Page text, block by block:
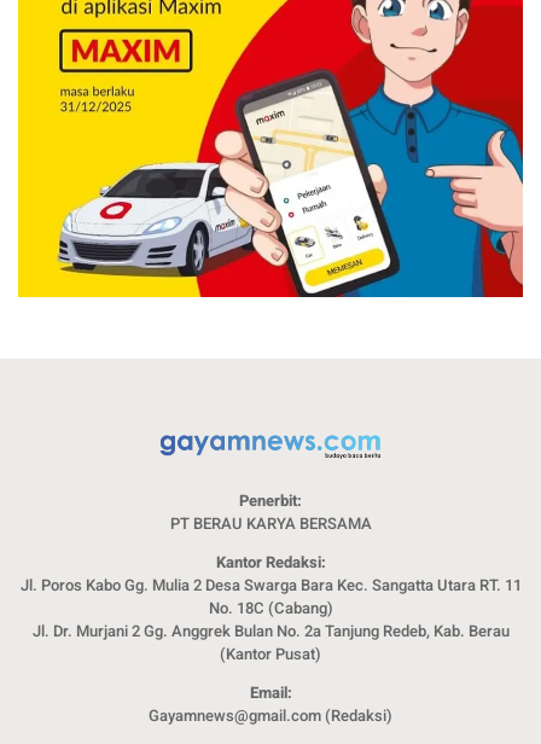
Penerbit:
PT BERAU KARYA BERSAMA
Kantor Redaksi:
Jl. Poros Kabo Gg. Mulia 2 Desa Swarga Bara Kec. Sangatta Utara RT. 11
No. 18C (Cabang)
Jl. Dr. Murjani 2 Gg. Anggrek Bulan No. 2a Tanjung Redeb, Kab. Berau
(Kantor Pusat)
Email:
Gayamnews@gmail.com (Redaksi)